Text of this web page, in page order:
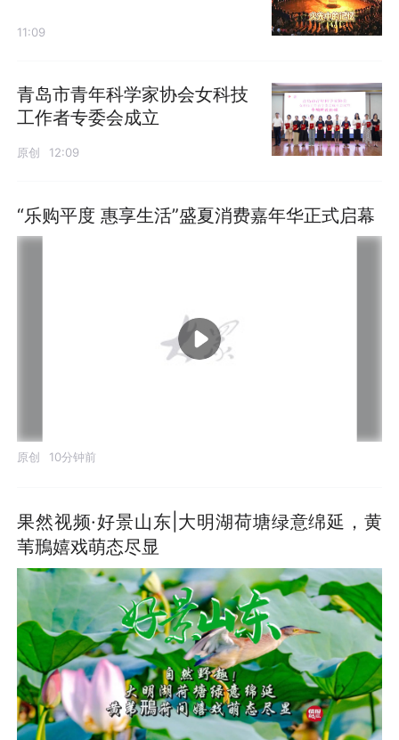
11:09
青岛市青年科学家协会女科技
工作者专委会成立
原创 12:09
“乐购平度 惠享生活”盛夏消费嘉年华正式启幕
原创 10分钟前
果然视频·好景山东|大明湖荷塘绿意绵延，黄
苇鳽嬉戏萌态尽显